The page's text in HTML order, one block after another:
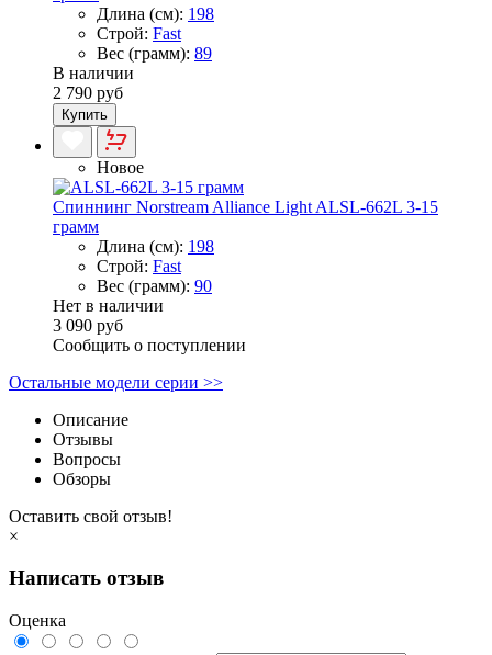
Длина (см): 198
Строй: Fast
Вес (грамм): 89
В наличии
2 790 руб
Купить
Новое
Спиннинг Norstream Alliance Light ALSL-662L 3-15
грамм
Длина (см): 198
Строй: Fast
Вес (грамм): 90
Нет в наличии
3 090 руб
Сообщить о поступлении
Остальные модели серии >>
Описание
Отзывы
Вопросы
Обзоры
Оставить свой отзыв!
×
Написать отзыв
Оценка